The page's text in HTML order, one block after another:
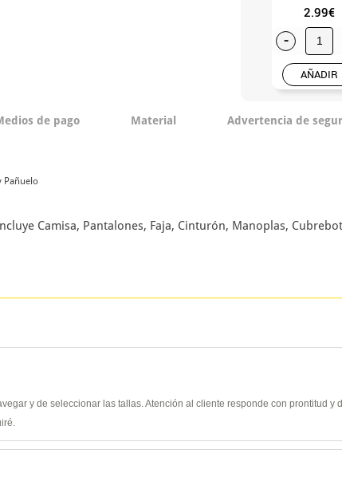
2.99€
-
AÑADIR
de pago Material
Advertencia de
Pañuelo
Camisa, Pantalones, Faja, Cinturón, Manoplas,
y de seleccionar las tallas. Atención al cliente responde con prontitud